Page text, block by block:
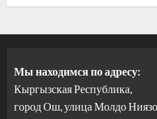
Мы находимся по адресу:
Кыргызская Республика,
город Ош, улица Молдо